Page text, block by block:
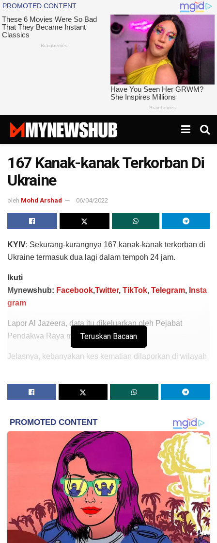
167 Kanak-kanak Terkorban Di
Ukraine
oleh Mohd Arshad 06/04/2022
KYIV: Sekurang-kurangnya 167 kanak-kanak terkorban di
Ukraine termasuk dua lagi dalam tempoh 24 jam.
Ikuti
Mynewshub: Facebook,Twitter, TikTok, Telegram, Insta
gram
Lapor Al Jazeera, data itu dikeluarkan oleh Pejabat
Pendakwa Raya menerusi Telegram.
Jelasnya, kebanyakan kes kematian dilaporkan di wilayah
Wilayah Donetsk melaporkan sebanyak 81 kematian
wilayah timur Kharkiv.
Dalam pada itu, seorang pegawai pertahanan
memaklumkan seorang penduduk maut dan lima lagi
cedera akibat serangan Rusia di wilayah Luhansk di
tenggara Ukraine.
Serhiy Hayday berkata, serangan itu mengorbankan lima
lagi orang awam di bandar Rubizhne yang terjejas selama
beberapa minggu.
Teruskan Bacaan